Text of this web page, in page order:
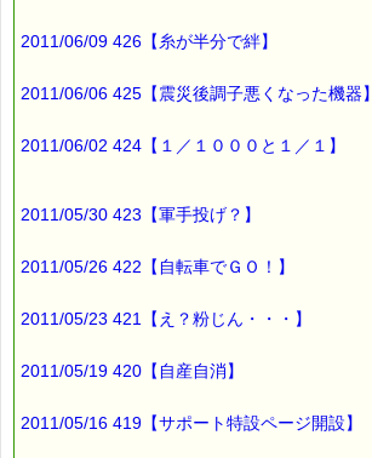
では、
良いお年をお迎えください (*^_^*)
お客様からのご投稿もお待ちしております。
━━━━━━━━☆
ｅクーポン：****-******
タイプ ：くじタイプ★ラッキー★
2011/06/09 426【糸が半分で絆】
2011/06/06 425【震災後調子悪くなった機器】
2011/06/02 424【１／１０００と１／１】
2011/05/30 423【軍手投げ？】
2011/05/26 422【自転車でＧＯ！】
2011/05/23 421【え？粉じん・・・】
2011/05/19 420【自産自消】
2011/05/16 419【サポート特設ページ開設】